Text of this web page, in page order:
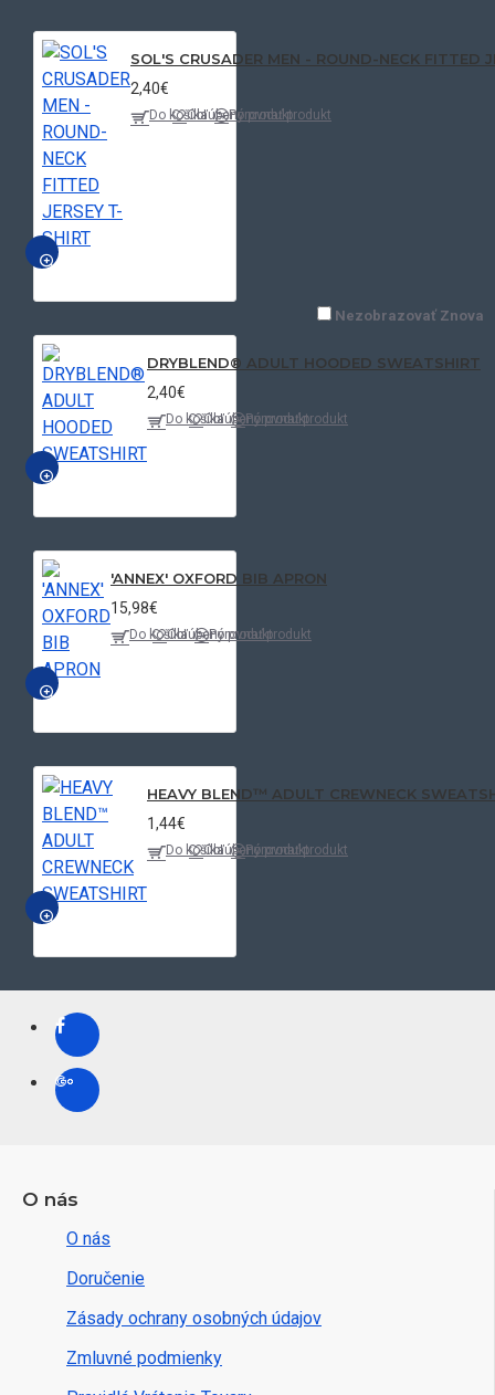
Nezobrazovať Znova
NÁHĽAD
SOL'S CRUSADER MEN - ROUND-NECK FITTED
2,40€
Do košíkaObľúbený produkt
Porovnať produkt
NÁHĽAD
DRYBLEND® ADULT HOODED SWEATSHIRT
2,40€
Do košíkaObľúbený produkt
Porovnať produkt
NÁHĽAD
'ANNEX' OXFORD BIB APRON
15,98€
Do košíkaObľúbený produkt
Porovnať produkt
NÁHĽAD
HEAVY BLEND™ ADULT CREWNECK
1,44€
Do košíkaObľúbený produkt
Porovnať produkt
O nás
O nás
Doručenie
Zásady ochrany osobných údajov
Zmluvné podmienky